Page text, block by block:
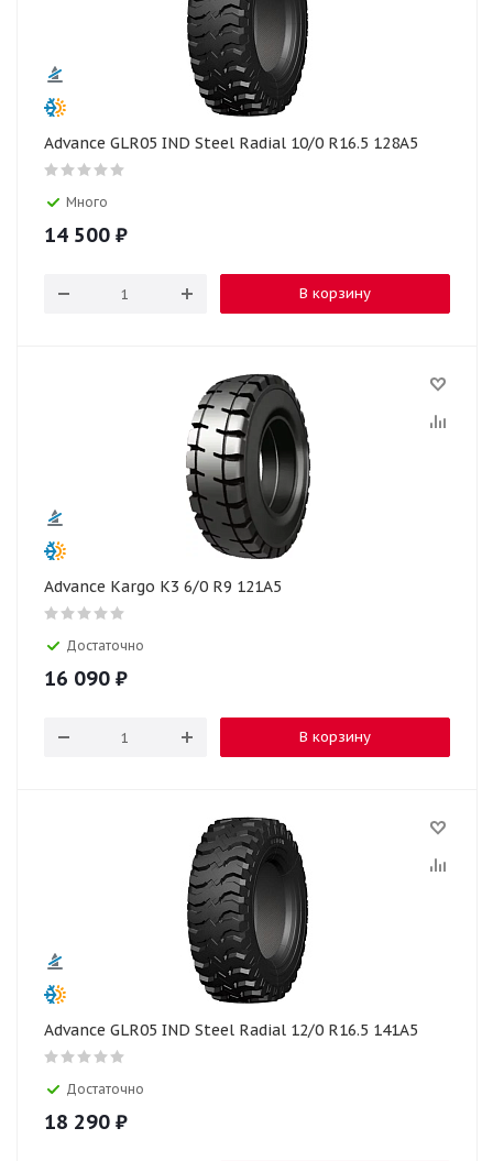
Advance GLR05 IND Steel Radial 10/0 R16.5 128A5
Много
14 500 ₽
В корзину
Advance Kargo K3 6/0 R9 121A5
Достаточно
16 090 ₽
В корзину
Advance GLR05 IND Steel Radial 12/0 R16.5 141A5
Достаточно
18 290 ₽